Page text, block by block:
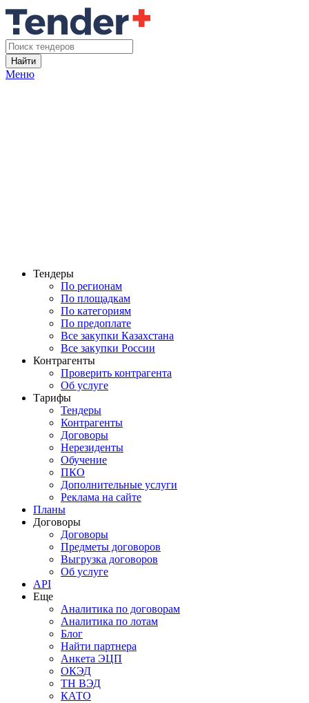
Найти
Меню
Тендеры
По регионам
По площадкам
По категориям
По предоплате
Все закупки Казахстана
Все закупки России
Контрагенты
Проверить контрагента
Об услуге
Тарифы
Тендеры
Контрагенты
Договоры
Нерезиденты
Обучение
ПКО
Дополнительные услуги
Реклама на сайте
Планы
Договоры
Договоры
Предметы договоров
Выгрузка договоров
Об услуге
API
Еще
Аналитика по договорам
Аналитика по лотам
Блог
Найти партнера
Анкета ЭЦП
ОКЭД
ТН ВЭД
КАТО